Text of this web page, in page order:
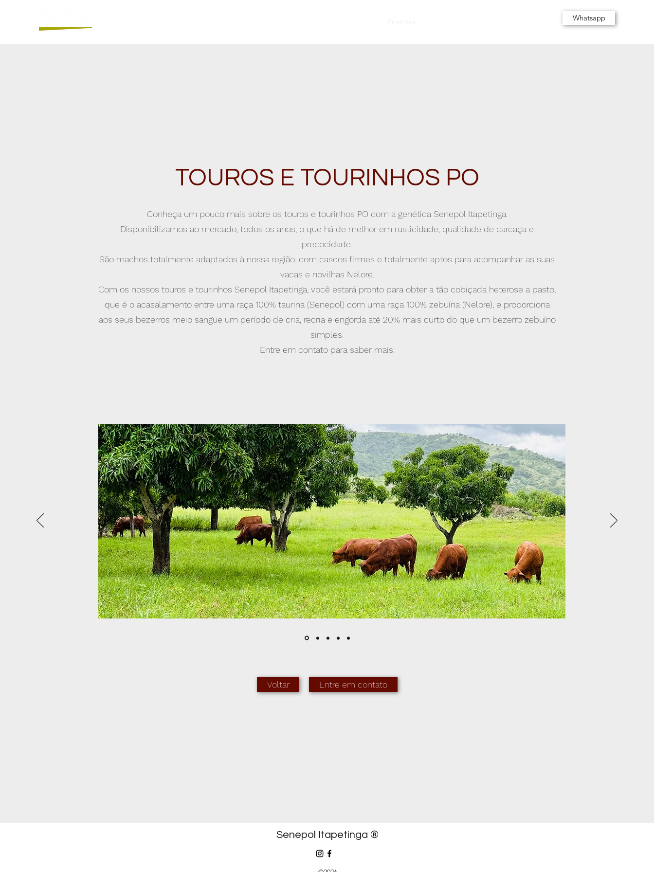
Whatsapp
TOUROS E TOURINHOS PO
Conheça um pouco mais sobre os touros e tourinhos PO com a genética Senepol Itapetinga.
Disponibilizamos ao mercado, todos os anos, o que há de melhor em rusticidade, qualidade de carcaça e
precocidade.
São machos totalmente adaptados à nossa região, com cascos firmes e totalmente aptos para acompanhar as suas
vacas e novilhas Nelore.
Com os nossos touros e tourinhos Senepol Itapetinga, você estará pronto para obter a tão cobiçada heterose a pasto,
que é o acasalamento entre uma raça 100% taurina (Senepol) com uma raça 100% zebuína (Nelore), e proporciona
aos seus bezerros meio sangue um período de cria, recria e engorda até 20% mais curto do que um bezerro zebuíno
simples.
Entre em contato para saber mais.
Voltar Entre em contato
Senepol Itapetinga ®